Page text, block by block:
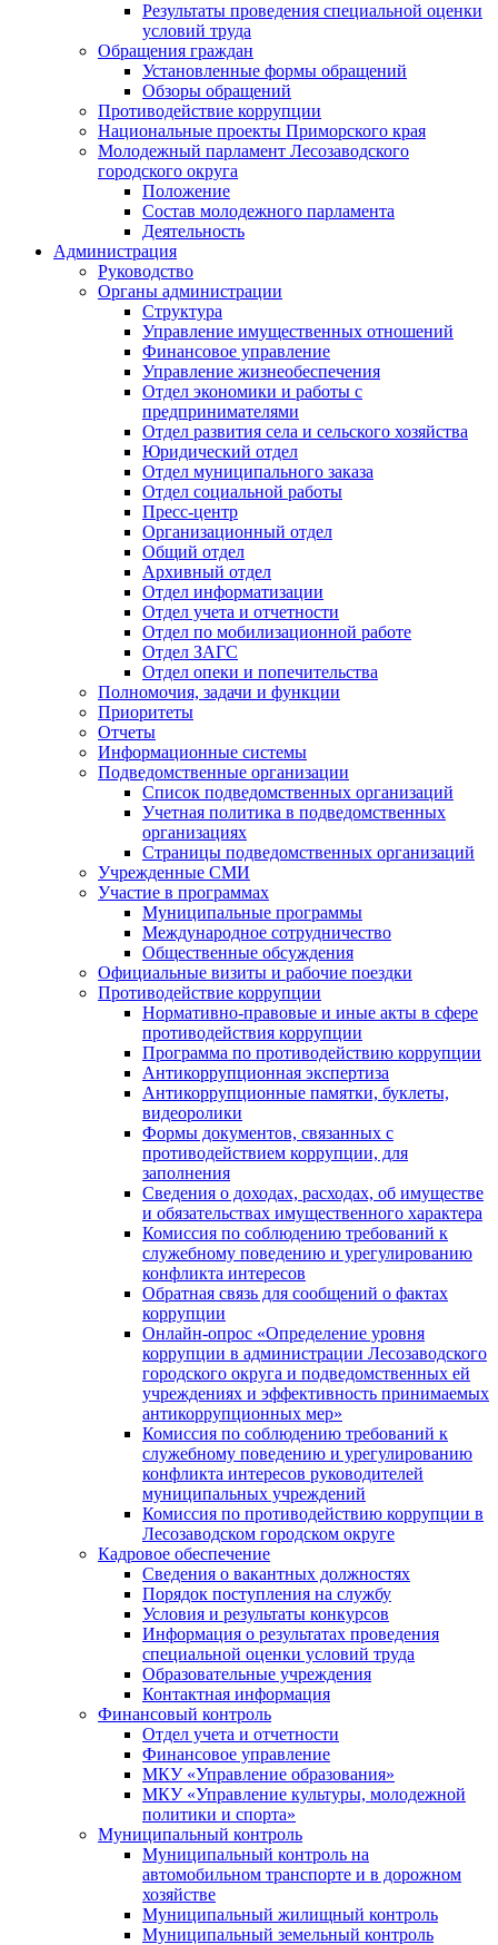
Результаты проведения специальной оценки
условий труда
Обращения граждан
Установленные формы обращений
Обзоры обращений
Противодействие коррупции
Национальные проекты Приморского края
Молодежный парламент Лесозаводского
городского округа
Положение
Состав молодежного парламента
Деятельность
Администрация
Руководство
Органы администрации
Структура
Управление имущественных отношений
Финансовое управление
Управление жизнеобеспечения
Отдел экономики и работы с
предпринимателями
Отдел развития села и сельского хозяйства
Юридический отдел
Отдел муниципального заказа
Отдел социальной работы
Пресс-центр
Организационный отдел
Общий отдел
Архивный отдел
Отдел информатизации
Отдел учета и отчетности
Отдел по мобилизационной работе
Отдел ЗАГС
Отдел опеки и попечительства
Полномочия, задачи и функции
Приоритеты
Отчеты
Информационные системы
Подведомственные организации
Список подведомственных организаций
Учетная политика в подведомственных
организациях
Страницы подведомственных организаций
Учрежденные СМИ
Участие в программах
Муниципальные программы
Международное сотрудничество
Общественные обсуждения
Официальные визиты и рабочие поездки
Противодействие коррупции
Нормативно-правовые и иные акты в сфере
противодействия коррупции
Программа по противодействию коррупции
Антикоррупционная экспертиза
Антикоррупционные памятки, буклеты,
видеоролики
Формы документов, связанных с
противодействием коррупции, для
заполнения
Сведения о доходах, расходах, об имуществе
и обязательствах имущественного характера
Комиссия по соблюдению требований к
служебному поведению и урегулированию
конфликта интересов
Обратная связь для сообщений о фактах
коррупции
Онлайн-опрос «Определение уровня
коррупции в администрации Лесозаводского
городского округа и подведомственных ей
учреждениях и эффективность принимаемых
антикоррупционных мер»
Комиссия по соблюдению требований к
служебному поведению и урегулированию
конфликта интересов руководителей
муниципальных учреждений
Комиссия по противодействию коррупции в
Лесозаводском городском округе
Кадровое обеспечение
Сведения о вакантных должностях
Порядок поступления на службу
Условия и результаты конкурсов
Информация о результатах проведения
специальной оценки условий труда
Образовательные учреждения
Контактная информация
Финансовый контроль
Отдел учета и отчетности
Финансовое управление
МКУ «Управление образования»
МКУ «Управление культуры, молодежной
политики и спорта»
Муниципальный контроль
Муниципальный контроль на
автомобильном транспорте и в дорожном
хозяйстве
Муниципальный жилищный контроль
Муниципальный земельный контроль